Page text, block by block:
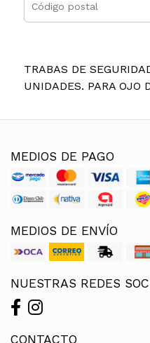
TRABAS DE
UNIDADES. PARA OJO
MEDIOS DE PAGO
MEDIOS DE ENVÍO
NUESTRAS REDES
CONTACTO